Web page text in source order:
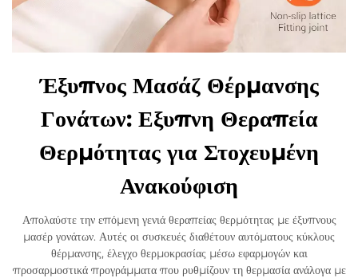
Έξυπνος Μασάζ Θέρμανσης
Γονάτων: Εξυπνη Θεραπεία
Θερμότητας για Στοχευμένη
Ανακούφιση
Απολαύστε την επόμενη γενιά θεραπείας θερμότητας με έξυπνους
μασέρ γονάτων. Αυτές οι συσκευές διαθέτουν αυτόματους κύκλους
θέρμανσης, έλεγχο θερμοκρασίας μέσω εφαρμογών και
προσαρμοστικά προγράμματα που ρυθμίζουν τη θερμασία ανάλογα με